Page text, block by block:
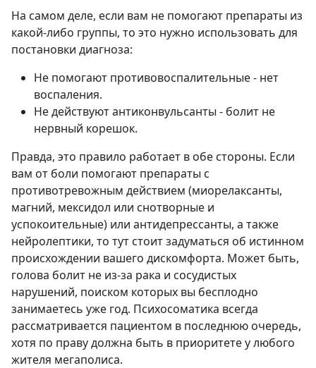
На самом деле, если вам не помогают препараты из
какой-либо группы, то это нужно использовать для
постановки диагноза:
Не помогают противовоспалительные - нет
воспаления.
Не действуют антиконвульсанты - болит не
нервный корешок.
Правда, это правило работает в обе стороны. Если
вам от боли помогают препараты с
противотревожным действием (миорелаксанты,
магний, мексидол или снотворные и
успокоительные) или антидепрессанты, а также
нейролептики, то тут стоит задуматься об истинном
происхождении вашего дискомфорта. Может быть,
голова болит не из-за рака и сосудистых
нарушений, поиском которых вы бесплодно
занимаетесь уже год. Психосоматика всегда
рассматривается пациентом в последнюю очередь,
хотя по праву должна быть в приоритете у любого
жителя мегаполиса.